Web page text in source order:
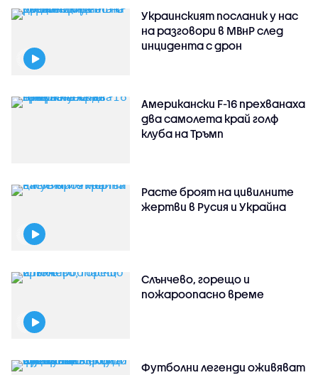
Украинският посланик у нас
на разговори в МВнР след
инцидента с дрон
Американски F-16 прехванаха
два самолета край голф
клуба на Тръмп
Расте броят на цивилните
жертви в Русия и Украйна
Слънчево, горещо и
пожароопасно време
Футболни легенди оживяват